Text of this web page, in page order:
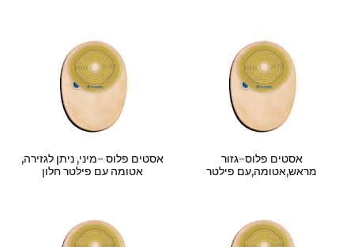
אסטים פלוס-גזור
מראש,אטומה,עם פילטר
אסטים פלוס -מיני, ניתן לגזירה,
אטומה עם פילטר חלון